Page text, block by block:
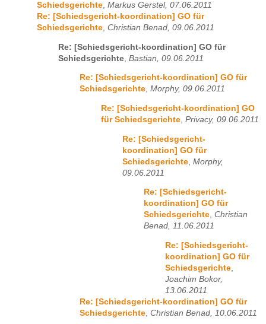
Schiedsgerichte, Markus Gerstel, 07.06.2011
Re: [Schiedsgericht-koordination] GO für
Schiedsgerichte, Christian Benad, 09.06.2011
Re: [Schiedsgericht-koordination] GO für
Schiedsgerichte Bastian, 09.06.2011
Re: [Schiedsgericht-koordination] GO für
Schiedsgerichte, Morphy, 09.06.2011
Re: [Schiedsgericht-koordination] GO
für Schiedsgerichte Privacy, 09.06.2011
Re: [Schiedsgericht-
koordination] GO für
Schiedsgerichte Morphy,
09.06.2011
Re: [Schiedsgericht-
koordination] GO für
Schiedsgerichte, Christian
Benad, 11.06.2011
Re: [Schiedsgericht-
koordination] GO für
Schiedsgerichte
Joachim Bokor,
13.06.2011
Re: [Schiedsgericht-koordination] GO für
Schiedsgerichte Christian Benad, 10.06.2011